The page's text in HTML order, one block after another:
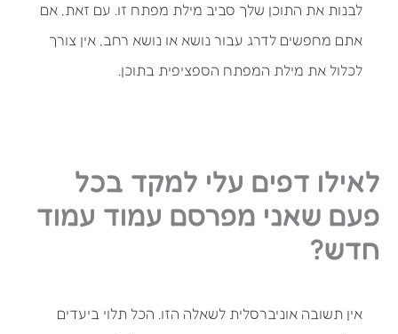
לבנות את התוכן שלך סביב מילת מפתח זו. עם זאת, אם
אתם מחפשים לדרג עבור נושא או נושא רחב, אין צורך
לכלול את מילת המפתח הספציפית בתוכן.
לאילו דפים עלי למקד בכל
פעם שאני מפרסם עמוד עמוד
חדש?
אין תשובה אוניברסלית לשאלה הזו. הכל תלוי ביעדים